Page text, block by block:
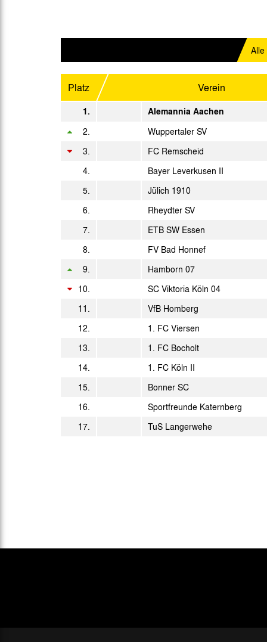
Sa. 23.03.1991
15:30 Uhr
Sa. 30.03.1991
Mo. 01.04.1991
15:00 Uhr
15:30 Uhr
So. 14.04.1991
15:00 Uhr
Fr. 19.04.1991
Mi. 01.05.1991
15:00 Uhr
15:30 Uhr
Do. 09.05.1991
15:00 Uhr
So. 12.05.1991
So. 19.05.1991
Amat.
Alle
Platz Verein
1. Alemannia Aachen
2. Wuppertaler SV
3. FC Remscheid
4. Bayer Leverkusen II
5. Jülich 1910
6. Rheydter SV
7. ETB SW Essen
8. FV Bad Honnef
9. Hamborn 07
10. SC Viktoria Köln 04
11. VfB Homberg
12. 1. FC Viersen
13. 1. FC Bocholt
14. 1. FC Köln II
15. Bonner SC
16. Sportfreunde Katernberg
17. TuS Langerwehe